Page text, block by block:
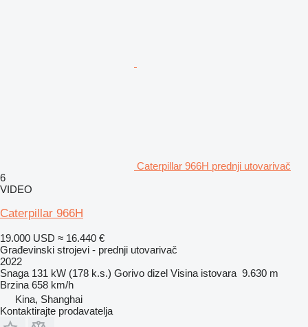
Caterpillar 966H prednji utovarivač
6
VIDEO
Caterpillar 966H
19.000 USD ≈ 16.440 €
Građevinski strojevi - prednji utovarivač
2022
Snaga 131 kW (178 k.s.) Gorivo dizel Visina istovara 9.630 m
Brzina 658 km/h
Kina, Shanghai
Kontaktirajte prodavatelja